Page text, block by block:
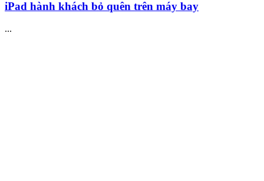
iPad hành khách bỏ quên trên máy bay
...